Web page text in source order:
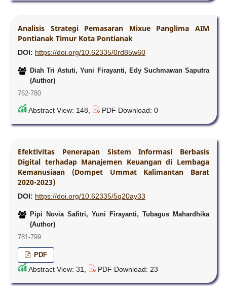
Analisis Strategi Pemasaran Mixue Panglima AIM
Pontianak Timur Kota Pontianak
DOI: https://doi.org/10.62335/0rd85w60
Diah Tri Astuti, Yuni Firayanti, Edy Suchmawan Saputra
(Author)
762-780
Abstract View: 148, PDF Download: 0
Efektivitas Penerapan Sistem Informasi Berbasis
Digital terhadap Manajemen Keuangan di Lembaga
Kemanusiaan (Dompet Ummat Kalimantan Barat
2020-2023)
DOI: https://doi.org/10.62335/5q20ay33
Pipi Novia Safitri, Yuni Firayanti, Tubagus Mahardhika
(Author)
781-799
PDF
Abstract View: 31, PDF Download: 23